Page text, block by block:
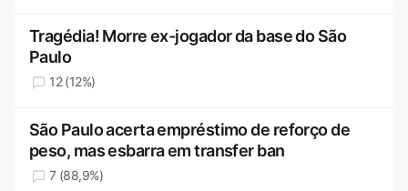
Tragédia! Morre ex-jogador da base do São
Paulo
12 (12%)
São Paulo acerta empréstimo de reforço de
peso, mas esbarra em transfer ban
7 (88,9%)